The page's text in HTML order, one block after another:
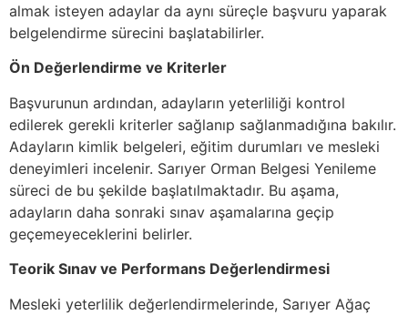
almak isteyen adaylar da aynı süreçle başvuru yaparak
belgelendirme sürecini başlatabilirler.
Ön Değerlendirme ve Kriterler
Başvurunun ardından, adayların yeterliliği kontrol
edilerek gerekli kriterler sağlanıp sağlanmadığına bakılır.
Adayların kimlik belgeleri, eğitim durumları ve mesleki
deneyimleri incelenir. Sarıyer Orman Belgesi Yenileme
süreci de bu şekilde başlatılmaktadır. Bu aşama,
adayların daha sonraki sınav aşamalarına geçip
geçemeyeceklerini belirler.
Teorik Sınav ve Performans Değerlendirmesi
Mesleki yeterlilik değerlendirmelerinde, Sarıyer Ağaç